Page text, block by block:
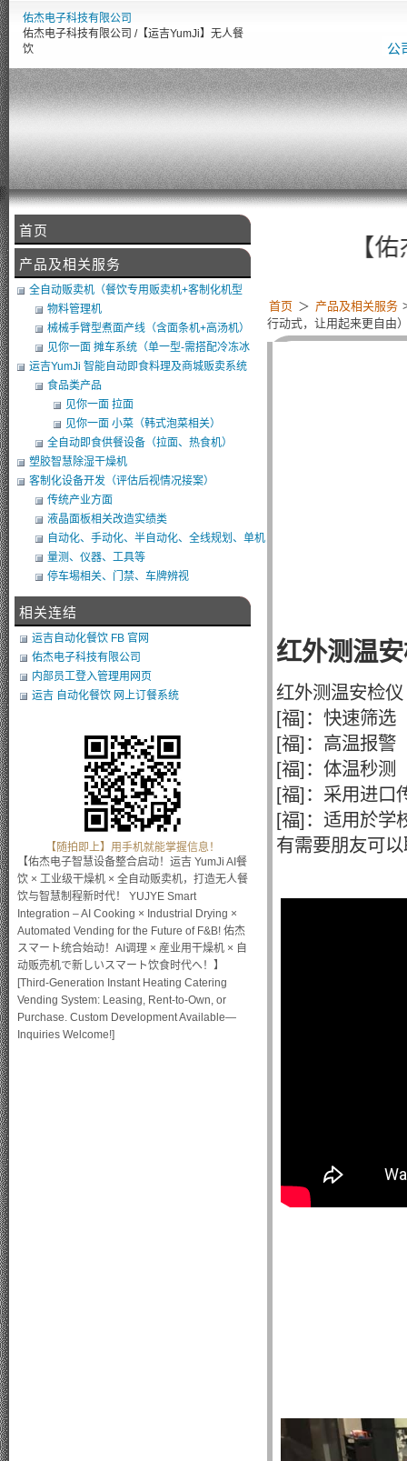
佑杰电子科技有限公司
佑杰电子科技有限公司 /【运吉YumJi】无人餐
饮
公
【佑杰
首页 ＞ 产品及相关服务
行动式，让用起来更自由
红外测温
红外测温安检仪
[福]：快速筛选
[福]：高温报警
[福]：体温秒测
[福]：采用进口
[福]：适用於学
有需要朋友可
首页
产品及相关服务
全自动贩卖机（餐饮专用贩卖机+客制化机型
+软体开发）
物料管理机
械械手臂型煮面产线（含面条机+高汤机）
（可搭POS）
见你一面 摊车系统（单一型-需搭配冷冻冰
库）
运吉YumJi 智能自动即食料理及商城贩卖系统
食品类产品
见你一面 拉面
见你一面 小菜（韩式泡菜相关）
全自动即食供餐设备（拉面、热食机）
塑胶智慧除湿干燥机
客制化设备开发（评估后视情况接案）
传统产业方面
液晶面板相关改造实绩类
自动化、手动化、半自动化、全线规划、单机
类改造
量测、仪器、工具等
停车埸相关、门禁、车牌辨视
相关连结
运吉自动化餐饮 FB 官网
佑杰电子科技有限公司
内部员工登入管理用网页
运吉 自动化餐饮 网上订餐系统
【随拍即上】用手机就能掌握信息！
【佑杰电子智慧设备整合启动！运吉 YumJi AI餐
饮 × 工业级干燥机 × 全自动贩卖机，打造无人餐
饮与智慧制程新时代！ YUJYE Smart
Integration – AI Cooking × Industrial Drying ×
Automated Vending for the Future of F&B! 佑杰
スマート统合始动！AI调理 × 産业用干燥机 × 自
动贩売机で新しいスマート饮食时代へ！】
[Third-Generation Instant Heating Catering
Vending System: Leasing, Rent-to-Own, or
Purchase. Custom Development Available—
Inquiries Welcome!]